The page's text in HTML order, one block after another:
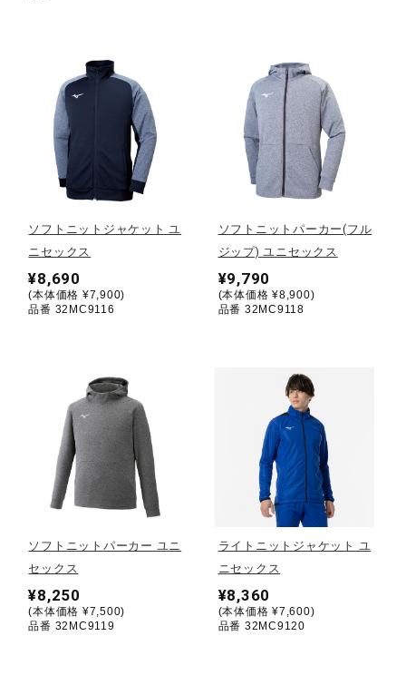
ソフトボール
ウィンタースポーツ
ワーキング
ライフスタイルグッズ
インナー
寝具／ミズノスリープ
アウトドア／レイン
ソフトニットジャケット ユ
ニセックス
¥8,690
(本体価格 ¥7,900)
品番 32MC9116
ソフトニットパーカー(フル
ジップ) ユニセックス
¥9,790
(本体価格 ¥8,900)
品番 32MC9118
ソフトニットパーカー ユニ
セックス
¥8,250
(本体価格 ¥7,500)
品番 32MC9119
ライトニットジャケット ユ
ニセックス
¥8,360
(本体価格 ¥7,600)
品番 32MC9120